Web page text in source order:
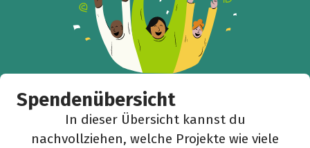
Spendenübersicht
In dieser Übersicht kannst du
nachvollziehen, welche Projekte wie viele